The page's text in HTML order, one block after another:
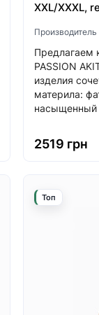
XXL/XXXL,
Производитель
Предлагаем
PASSION
изделия
материла:
насыщенный
2519 грн
Топ